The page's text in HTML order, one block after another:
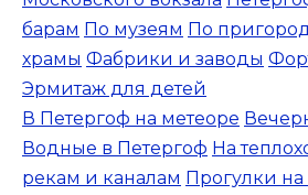
барам По музеям По
храмы Фабрики и заводы
Эрмитаж для детей
В Петергоф на метеоре
Водные в Петергоф На
рекам и каналам Прогулки на